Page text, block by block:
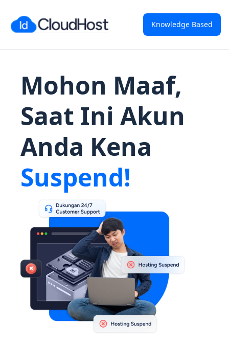
Knowledge Based
Mohon Maaf,
Saat Ini Akun
Anda Kena
Suspend!